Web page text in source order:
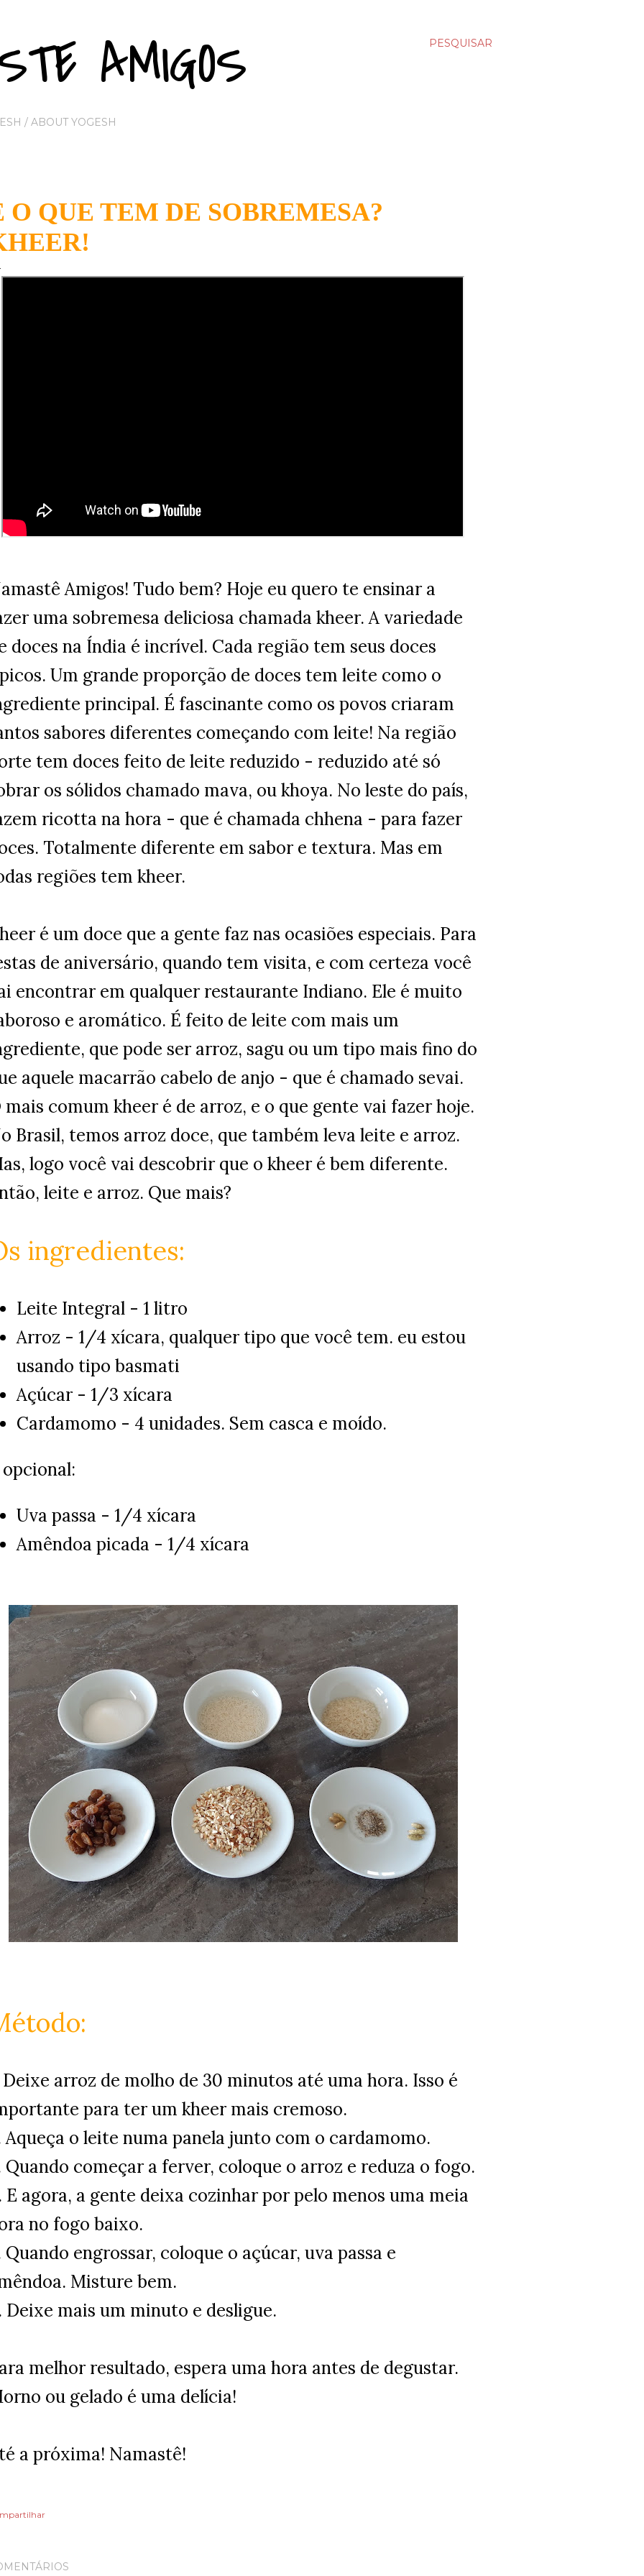
PESQUISAR
AMIGOS
/ ABOUT YOGESH
O QUE TEM DE SOBREMESA?
Amigos! Tudo bem? Hoje eu quero te ensinar a
uma sobremesa deliciosa chamada kheer. A variedade
doces na Índia é incrível. Cada região tem seus doces
Um grande proporção de doces tem leite como o
principal. É fascinante como os povos criaram
sabores diferentes começando com leite! Na região
tem doces feito de leite reduzido - reduzido até só
os sólidos chamado mava, ou khoya. No leste do país,
ricotta na hora - que é chamada chhena - para fazer
Totalmente diferente em sabor e textura. Mas em
regiões tem kheer.
é um doce que a gente faz nas ocasiões especiais. Para
de aniversário, quando tem visita, e com certeza você
encontrar em qualquer restaurante Indiano. Ele é muito
e aromático. É feito de leite com mais um
que pode ser arroz, sagu ou um tipo mais fino do
aquele macarrão cabelo de anjo - que é chamado sevai.
mais comum kheer é de arroz, e o que gente vai fazer hoje.
Brasil, temos arroz doce, que também leva leite e arroz.
logo você vai descobrir que o kheer é bem diferente.
leite e arroz. Que mais?
ingredientes:
Leite Integral - 1 litro
Arroz - 1/4 xícara, qualquer tipo que você tem. eu estou
usando tipo basmati
Açúcar - 1/3 xícara
Cardamomo - 4 unidades. Sem casca e moído.
opcional:
Uva passa - 1/4 xícara
Amêndoa picada - 1/4 xícara
Deixe arroz de molho de 30 minutos até uma hora. Isso é
para ter um kheer mais cremoso.
Aqueça o leite numa panela junto com o cardamomo.
Quando começar a ferver, coloque o arroz e reduza o fogo.
E agora, a gente deixa cozinhar por pelo menos uma meia
no fogo baixo.
Quando engrossar, coloque o açúcar, uva passa e
Misture bem.
Deixe mais um minuto e desligue.
melhor resultado, espera uma hora antes de degustar.
ou gelado é uma delícia!
a próxima! Namastê!